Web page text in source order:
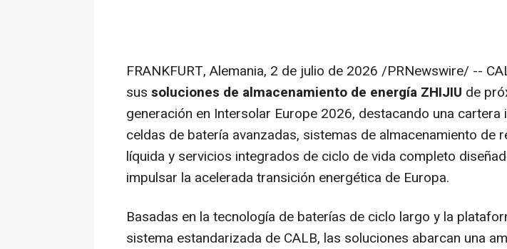
FRANKFURT, Alemania, 2 de julio de 2026 /PRNewswire/ --
sus soluciones de almacenamiento de energía ZHIJIU de
generación en Intersolar Europe 2026, destacando una cartera
celdas de batería avanzadas, sistemas de almacenamiento de
líquida y servicios integrados de ciclo de vida completo
impulsar la acelerada transición energética de Europa.
Basadas en la tecnología de baterías de ciclo largo y la
sistema estandarizada de CALB, las soluciones abarcan una